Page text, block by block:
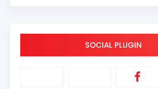
SOCIAL PLUGIN